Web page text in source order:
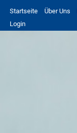
Startseite Über Uns
Login